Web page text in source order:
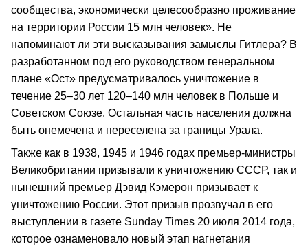
сообщества, экономически целесообразно проживание
на территории России 15 млн человек». Не
напоминают ли эти высказывания замыслы Гитлера? В
разработанном под его руководством генеральном
плане «Ост» предусматривалось уничтожение в
течение 25–30 лет 120–140 млн человек в Польше и
Советском Союзе. Остальная часть населения должна
быть онемечена и переселена за границы Урала.
Также как в 1938, 1945 и 1946 годах премьер-министры
Великобритании призывали к уничтожению СССР, так и
нынешний премьер Дэвид Кэмерон призывает к
уничтожению России. Этот призыв прозвучал в его
выступлении в газете Sunday Times 20 июля 2014 года,
которое ознаменовало новый этап нагнетания